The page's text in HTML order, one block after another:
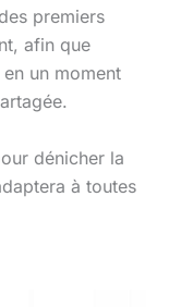
premiers
afin que
un moment
dénicher la
à toutes